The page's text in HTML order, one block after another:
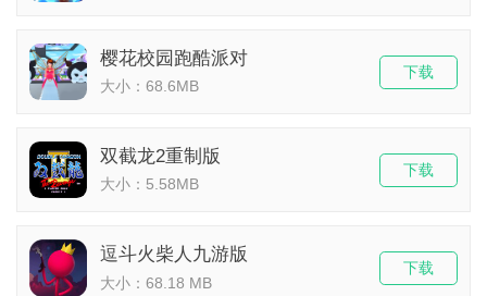
樱花校园跑酷派对
大小：68.6MB
下载
双截龙2重制版
大小：5.58MB
下载
逗斗火柴人九游版
大小：68.18 MB
下载